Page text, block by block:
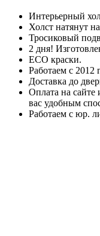
Интерьерный
Холст натянут
Тросиковый
2 дня!
ECO краски.
Работаем с 2012
Доставка до
Оплата на
вас удобным
Работаем с юр.